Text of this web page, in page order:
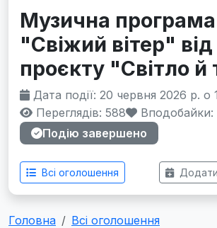
Музична програма
"Свіжий вітер"
проєкту "Світло й
Дата події: 20 червня 2026 р. о
Переглядів: 588
Вподобайки:
Подію завершено
Всі оголошення
Головна
Всі оголошення